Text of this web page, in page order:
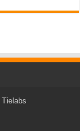
Tielabs